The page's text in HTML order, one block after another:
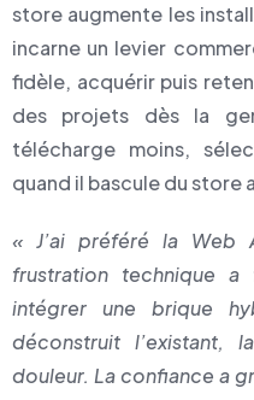
store augmente les
incarne un levier
fidèle, acquérir puis
des projets dès la
télécharge moins,
quand il bascule du store
« J’ai préféré la Web
frustration technique
intégrer une brique
déconstruit l’existant,
douleur. La confiance a